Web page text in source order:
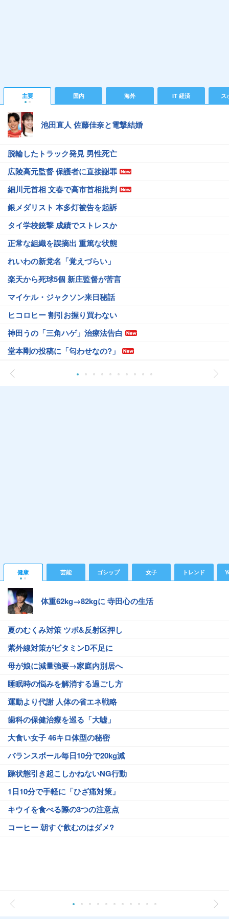
主要 国内 海外 IT 経済 ス
池田直人 佐藤佳奈と電撃結婚
脱輪したトラック発見 男性死亡
広陵高元監督 保護者に直接謝罪
細川元首相 文春で高市首相批判
銀メダリスト 本多灯被告を起訴
タイ学校銃撃 成績でストレスか
正常な組織を誤摘出 重篤な状態
れいわの新党名「覚えづらい」
楽天から死球5個 新庄監督が苦言
マイケル・ジャクソン来日秘話
ヒコロヒー 割引お握り買わない
神田うの「三角ハゲ」治療法告白
堂本剛の投稿に「匂わせなの?」
健康 芸能 ゴシップ 女子 トレンド
体重62kg→82kgに 寺田心の生活
夏のむくみ対策 ツボ&反射区押し
紫外線対策がビタミンD不足に
母が娘に減量強要→家庭内別居へ
睡眠時の悩みを解消する過ごし方
運動より代謝 人体の省エネ戦略
歯科の保健治療を巡る「大嘘」
大食い女子 46キロ体型の秘密
バランスボール毎日10分で20kg減
躁状態引き起こしかねないNG行動
1日10分で手軽に「ひざ痛対策」
キウイを食べる際の3つの注意点
コーヒー 朝すぐ飲むのはダメ?